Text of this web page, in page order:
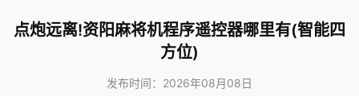
点炮远离!资阳麻将机程序遥控器哪里有(智能四
方位)
发布时间：2026年08月08日